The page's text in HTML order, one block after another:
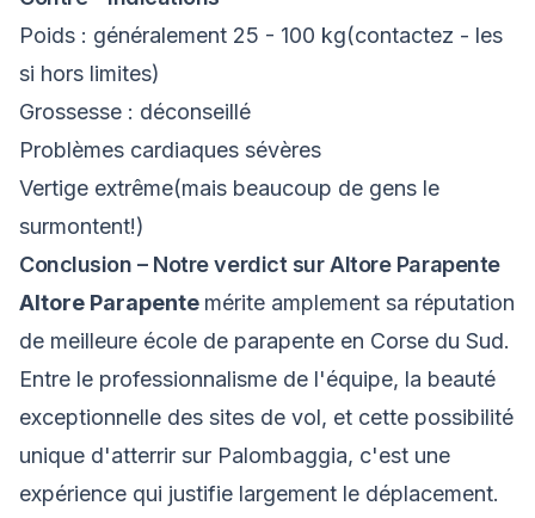
Poids : généralement 25 - 100 kg(contactez - les
si hors limites)
Grossesse : déconseillé
Problèmes cardiaques sévères
Vertige extrême(mais beaucoup de gens le
surmontent!)
Conclusion – Notre verdict sur Altore Parapente
Altore Parapente mérite amplement sa réputation
de meilleure école de parapente en Corse du Sud.
Entre le professionnalisme de l'équipe, la beauté
exceptionnelle des sites de vol, et cette possibilité
unique d'atterrir sur Palombaggia, c'est une
expérience qui justifie largement le déplacement.